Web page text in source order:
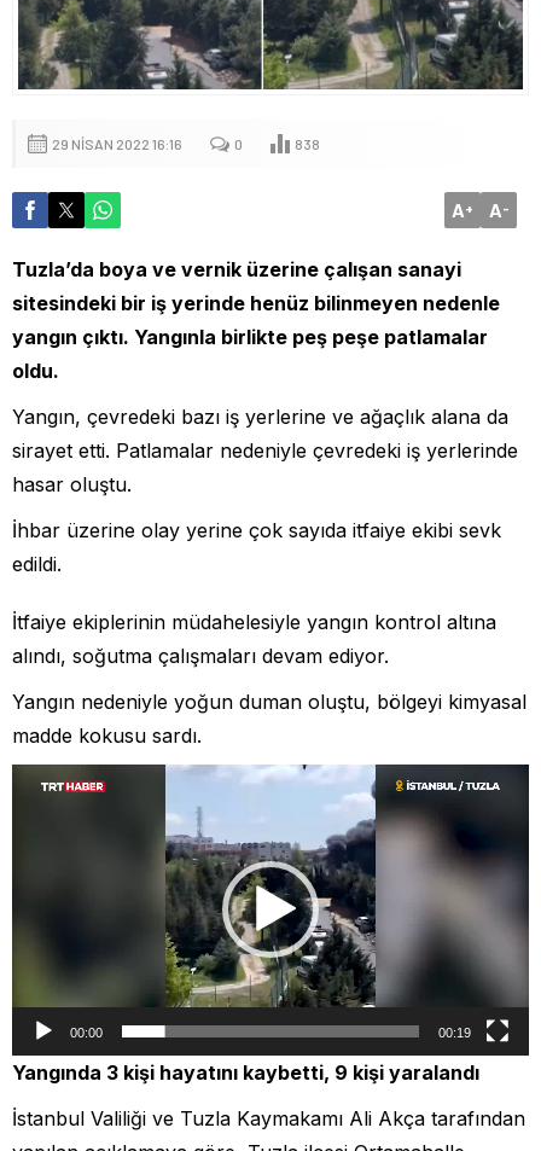
29 NISAN 2022 16:16 0 838
A+ A-
Tuzla’da boya ve vernik üzerine çalışan sanayi
sitesindeki bir iş yerinde henüz bilinmeyen nedenle
yangın çıktı. Yangınla birlikte peş peşe patlamalar
oldu.
Yangın, çevredeki bazı iş yerlerine ve ağaçlık alana da
sirayet etti. Patlamalar nedeniyle çevredeki iş yerlerinde
hasar oluştu.
İhbar üzerine olay yerine çok sayıda itfaiye ekibi sevk
edildi.
İtfaiye ekiplerinin müdahelesiyle yangın kontrol altına
alındı, soğutma çalışmaları devam ediyor.
Yangın nedeniyle yoğun duman oluştu, bölgeyi kimyasal
madde kokusu sardı.
Video
00:00 00:19
Yangında 3 kişi hayatını kaybetti, 9 kişi yaralandı
İstanbul Valiliği ve Tuzla Kaymakamı Ali Akça tarafından